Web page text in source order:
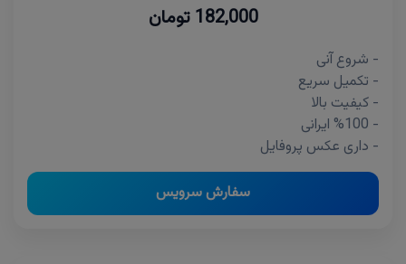
182,000 تومان
- شروع آنی
- تکمیل سریع
- کیفیت بالا
- %100 ایرانی
- داری عکس پروفایل
سفارش سرویس